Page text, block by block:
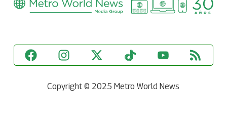
Copyright © 2025 Metro World News